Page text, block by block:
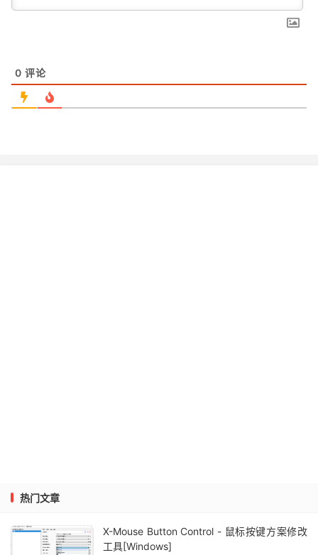
0 评论
热门文章
X-Mouse Button Control - 鼠标按键方案修改
工具[Windows]